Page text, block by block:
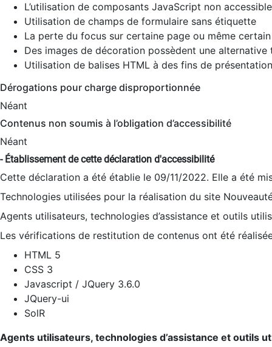
L’utilisation de composants JavaScript non
Utilisation de champs de formulaire sans étiquette
La perte du focus sur certaine page ou même
Des images de décoration possèdent une alternative
Utilisation de balises HTML à des fins de
Dérogations pour charge disproportionnée
Néant
Contenus non soumis à l’obligation d’accessibilité
Néant
- Établissement de cette déclaration d'accessibilité
Cette déclaration a été établie le 09/11/2022. Elle a été
Technologies utilisées pour la réalisation du site
Agents utilisateurs, technologies d’assistance et outils
Les vérifications de restitution de contenus ont été
HTML 5
CSS 3
Javascript / JQuery 3.6.0
JQuery-ui
SolR
Agents utilisateurs, technologies d’assistance et outils